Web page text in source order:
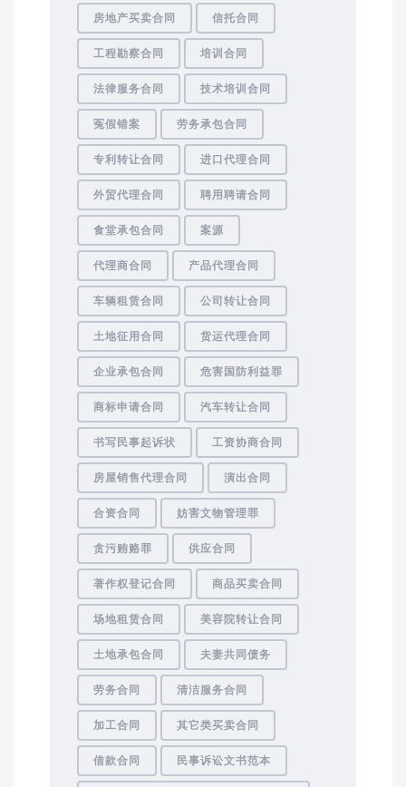
房地产买卖合同 信托合同
工程勘察合同 培训合同
法律服务合同 技术培训合同
冤假错案 劳务承包合同
专利转让合同 进口代理合同
外贸代理合同 聘用聘请合同
食堂承包合同 案源
代理商合同 产品代理合同
车辆租赁合同 公司转让合同
土地征用合同 货运代理合同
企业承包合同 危害国防利益罪
商标申请合同 汽车转让合同
书写民事起诉状 工资协商合同
房屋销售代理合同 演出合同
合资合同 妨害文物管理罪
贪污贿赂罪 供应合同
著作权登记合同 商品买卖合同
场地租赁合同 美容院转让合同
土地承包合同 夫妻共同债务
劳务合同 清洁服务合同
加工合同 其它类买卖合同
借款合同 民事诉讼文书范本